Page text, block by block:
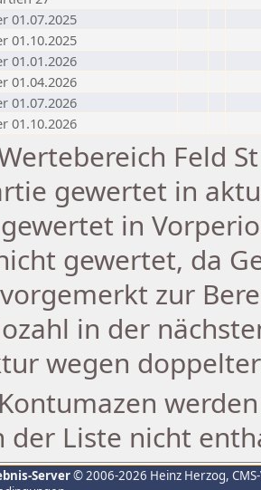
01.07.2025
01.10.2025
01.01.2026
01.04.2026
01.07.2026
01.10.2026
Feld
gewertet in
in
gewertet, da
zur
in der
wegen
Kontumazen
der Liste nicht
Server© 2006-2026 Heinz Herzog,